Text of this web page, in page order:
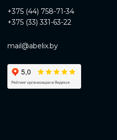
+375 (44) 758-71-34
+375 (33) 331-63-22
mail@abelix.by